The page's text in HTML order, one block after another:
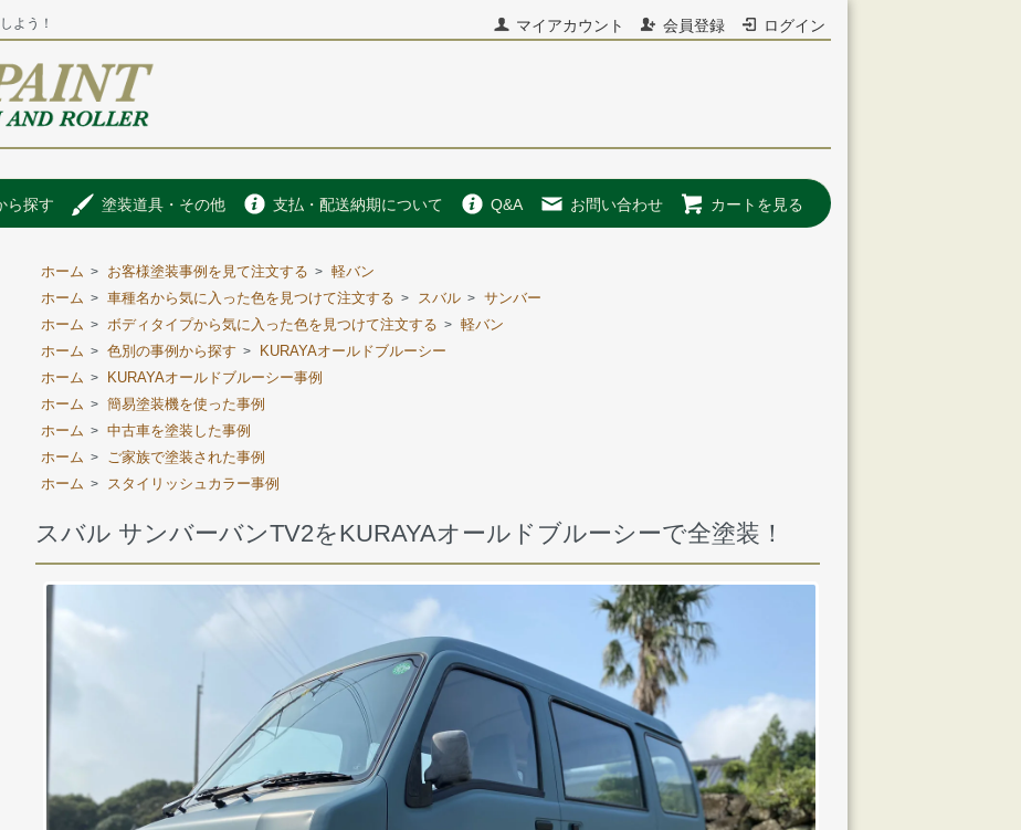
マイアカウント 会員登録 ログイン
よう！
ら探す 塗装道具・その他 支払・配送納期について Q&A お問い合わせ カートを見る
ホーム > お客様塗装事例を見て注文する > 軽バン
ホーム > 車種名から気に入った色を見つけて注文する > スバル > サンバー
ホーム > ボディタイプから気に入った色を見つけて注文する > 軽バン
ホーム > 色別の事例から探す >
KURAYAオールドブルーシー
ホーム >
KURAYAオールドブルーシー事例
ホーム > 簡易塗装機を使った事例
ホーム > 中古車を塗装した事例
ホーム >
ご家族で塗装された事例
ホーム > スタイリッシュカラー事例
スバル サンバーバンTV2をKURAYAオールドブルーシーで全塗装！